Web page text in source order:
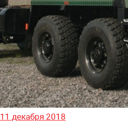
11 декабря 2018